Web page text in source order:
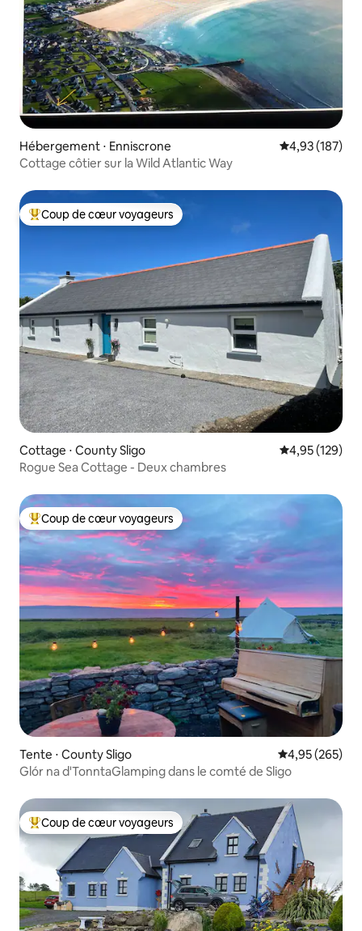
Hébergement ⋅ Enniscrone Évaluation
4,93 (187)
Cottage côtier sur la Wild Atlantic Way
Coups de cœur voyageurs les plus appréciés
Coup de cœur voyageurs
Cottage ⋅ County Sligo Évaluation
4,95 (129)
Rogue Sea Cottage - Deux chambres
Coups de cœur voyageurs les plus appréciés
Coup de cœur voyageurs
Tente ⋅ County Sligo Évaluation
4,95 (265)
Glór na d'TonntaGlamping dans le comté de Sligo
Coups de cœur voyageurs les plus appréciés
Coup de cœur voyageurs